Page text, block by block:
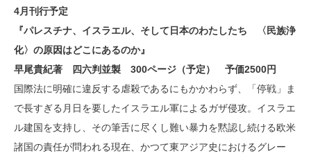
4月刊行予定
『パレスチナ、イスラエル、そして日本のわたしたち 〈民族浄
化〉の原因はどこにあるのか』
早尾貴紀著 四六判並製 300ページ（予定） 予価2500円
国際法に明確に違反する虐殺であるにもかかわらず、「停戦」ま
で長すぎる月日を要したイスラエル軍によるガザ侵攻。イスラエ
ル建国を支持し、その筆舌に尽くし難い暴力を黙認し続ける欧米
諸国の責任が問われる現在、かつて東アジア史におけるグレー